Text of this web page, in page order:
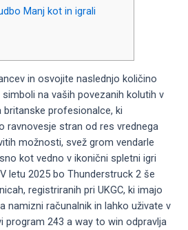
Manj kot in igrali
in osvojite naslednjo količino
na vaših povezanih kolutih v
profesionalce, ki
ravnovesje stran od res vrednega
možnosti, svež grom vendarle
kot vedno v ikonični spletni igri
V letu 2025 bo Thunderstruck 2 še
registriranih pri UKGC, ki imajo
namizni računalnik in lahko uživate v
program 243 a way to win odpravlja